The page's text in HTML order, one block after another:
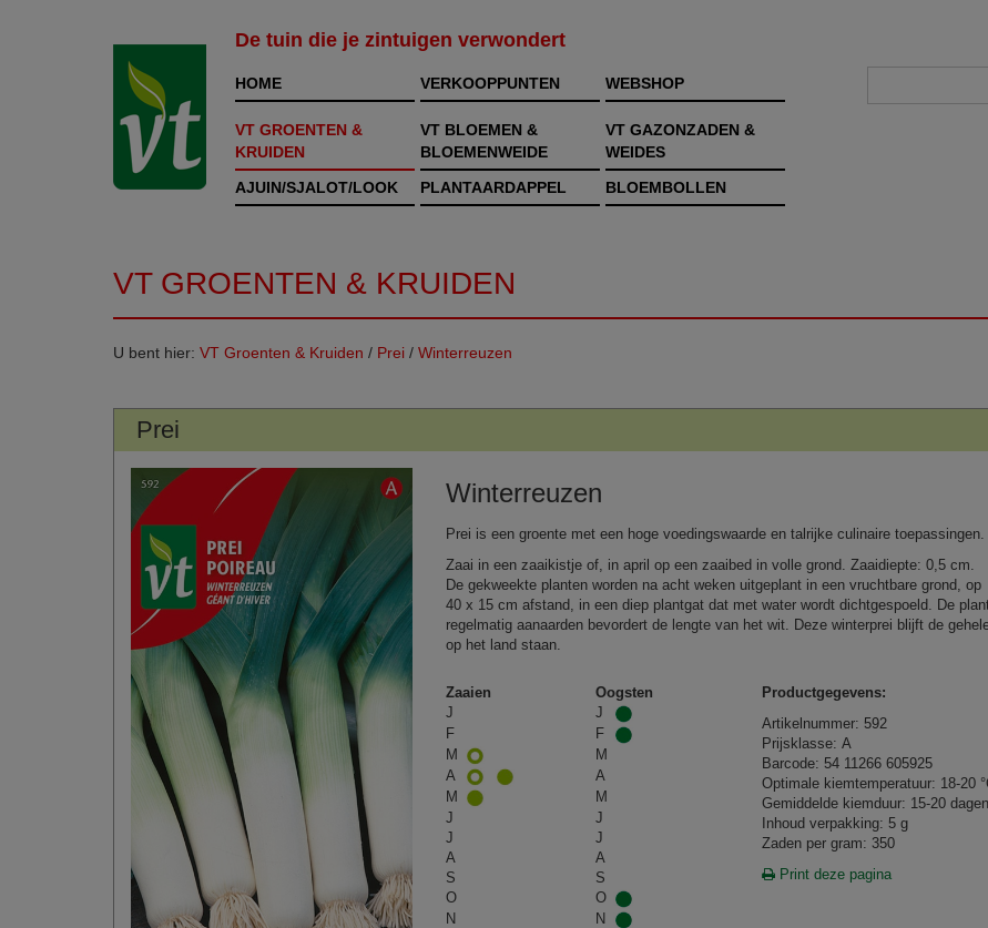
De tuin die je zintuigen verwondert
HOME VERKOOPPUNTEN WEBSHOP
VT GROENTEN &
KRUIDEN
VT BLOEMEN &
BLOEMENWEIDE
VT GAZONZADEN &
WEIDES
AJUIN/SJALOT/LOOK
PLANTAARDAPPEL BLOEMBOLLEN
VT GROENTEN & KRUIDEN
U bent hier: VT Groenten & Kruiden / Prei / Winterreuzen
Prei
Winterreuzen
Prei is een groente met een hoge voedingswaarde en talrijke culinaire toepassingen.
Zaai in een zaaikistje of, in april op een zaaibed in volle grond. Zaaidiepte: 0,5 cm.
De gekweekte planten worden na acht weken uitgeplant in een vruchtbare grond, op
40 x 15 cm afstand, in een diep plantgat dat met water wordt dichtgespoeld. De
regelmatig aanaarden bevordert de lengte van het wit. Deze winterprei blijft de
op het land staan.
Zaaien
Oogsten
J
J
F
F
M
M
A
A
M
M
J
J
J
J
A
A
S
S
O
O
N
N
Productgegevens:
Artikelnummer: 592
Prijsklasse: A
Barcode: 54 11266 605925
Optimale kiemtemperatuur: 18-20
Gemiddelde kiemduur: 15-20 dagen
Inhoud verpakking: 5 g
Zaden per gram: 350
Print deze pagina